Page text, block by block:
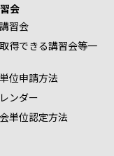
会
習会
得できる講習会等一
位申請方法
ンダー
単位認定方法